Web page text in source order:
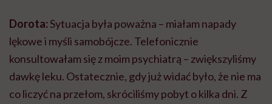
Dorota:Sytuacja była poważna – miałam napady
lękowe i myśli samobójcze. Telefonicznie
konsultowałam się z moim psychiatrą – zwiększyliśmy
dawkę leku. Ostatecznie, gdy już widać było, że nie ma
co liczyć na przełom, skróciliśmy pobyt o kilka dni. Z